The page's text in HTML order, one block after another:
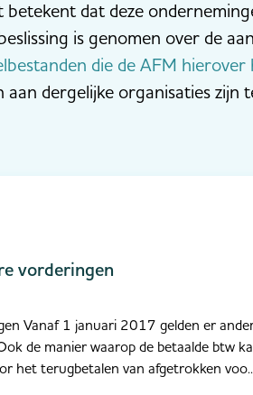
dat deze
is genomen over de
die de AFM
dergelijke organisaties zijn
vorderingen
Vanaf 1 januari 2017 gelden er
de manier waarop de betaalde btw
het terugbetalen van afgetrokken